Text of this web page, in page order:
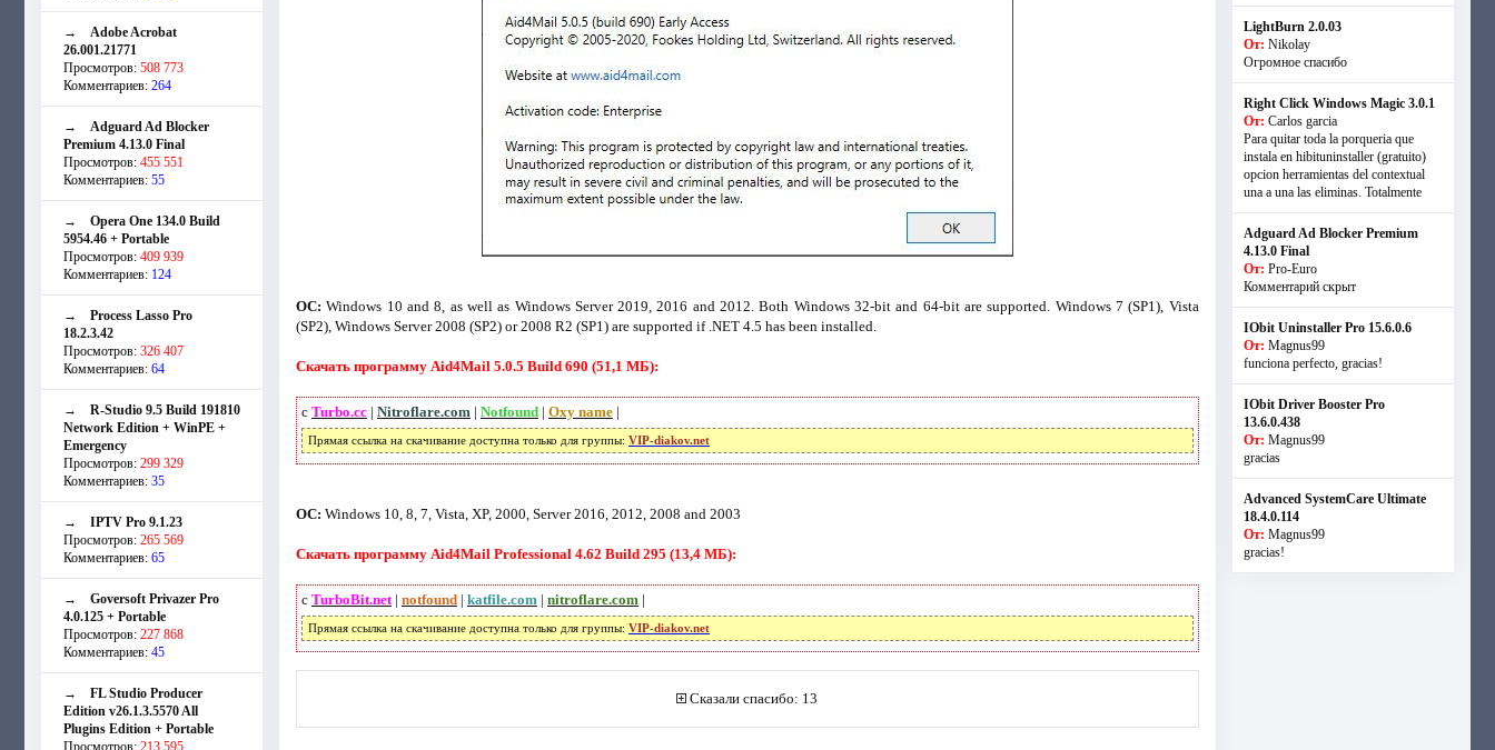
→ Adobe Acrobat
26.001.21771
Просмотров: 508 773
Комментариев: 264
→ Adguard Ad Blocker
Premium 4.13.0 Final
Просмотров: 455 551
Комментариев: 55
→ Opera One 134.0 Build
5954.46 + Portable
Просмотров: 409 939
Комментариев: 124
→ Process Lasso Pro
18.2.3.42
Просмотров: 326 407
Комментариев: 64
→ R-Studio 9.5 Build 191810
Network Edition + WinPE +
Emergency
Просмотров: 299 329
Комментариев: 35
→ IPTV Pro 9.1.23
Просмотров: 265 569
Комментариев: 65
→ Goversoft Privazer Pro
4.0.125 + Portable
Просмотров: 227 868
Комментариев: 45
→ FL Studio Producer
Edition v26.1.3.5570 All
Plugins Edition + Portable
Просмотров: 213 595
ОС: Windows 10 and 8, as well as Windows Server 2019, 2016 and 2012. Both Windows 32-bit and 64-bit are supported. Windows 7 (SP1), Vista
(SP2), Windows Server 2008 (SP2) or 2008 R2 (SP1) are supported if .NET 4.5 has been installed.
Скачать программу Aid4Mail 5.0.5 Build 690 (51,1 МБ):
с Turbo.cc| Nitroflare.com | Notfound| Oxy name|
Прямая ссылка на скачивание доступна только для группы: VIP-diakov.net
ОС: Windows 10, 8, 7, Vista, XP, 2000, Server 2016, 2012, 2008 and 2003
Скачать программу Aid4Mail Professional 4.62 Build 295 (13,4 МБ):
с TurboBit.net| notfound| katfile.com | nitroflare.com |
Прямая ссылка на скачивание доступна только для группы: VIP-diakov.net
Сказали спасибо: 13
LightBurn 2.0.03
От: Nikolay
Огромное спасибо
Right Click Windows Magic 3.0.1
От: Carlos garcia
Para quitar toda la porqueria que
instala en hibituninstaller (gratuito)
opcion herramientas del contextual
una a una las eliminas. Totalmente
Adguard Ad Blocker Premium
4.13.0 Final
От: Pro-Euro
Комментарий скрыт
IObit Uninstaller Pro 15.6.0.6
От: Magnus99
funciona perfecto, gracias!
IObit Driver Booster Pro
13.6.0.438
От: Magnus99
gracias
Advanced SystemCare Ultimate
18.4.0.114
От: Magnus99
gracias!